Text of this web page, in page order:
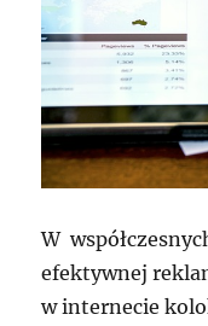
W
efektywnej
w internecie